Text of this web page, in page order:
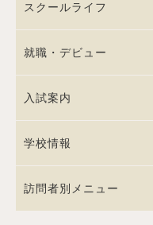
スクールライフ
就職・デビュー
入試案内
学校情報
訪問者別メニュー